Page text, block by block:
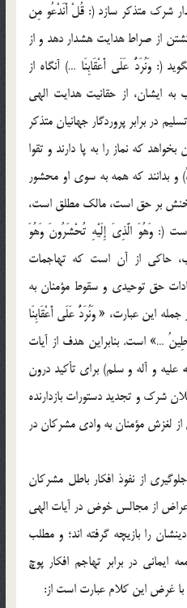
شرک متذکر سازد (: قُلْ أَنَدْعُو مِن
از صراط هدايت هشدار دهد و از
(: وَنُرَدُّ عَلَى أَعْقَابِنَا …) آنگاه از
ايشان، از حقانيت هدايت الهي
در برابر پروردگار جهانيان متذکر
که نماز را به پا دارند و تقوا
و بدانند که همه به سوي او محشور
بر حق است، مالک مطلق است،
(: وَهُوَ الَّذِيَ إِلَيْهِ تُحْشَرُونَ وَهُوَ
حاکي از آن است که تهاجمات
حق توحيدي و سقوط مؤمنان به
اين عبارت، « وَنُرَدُّ عَلَى أَعْقَابِنَا
…» است. بنابراين هدف از آيات
و آله و سلم) براي تأکيد درون
شرک و تجديد دستورات بازدارنده
از لغزش مؤمنان به وادي مشرکان در
از نفوذ افکار باطل مشرکان
از مجالس خوض در آيات الهي
را بازيچه گرفته اند؛ و مطلب
ايماني در برابر تهاجم افکار پوچ
با غرض اين کلام عبارت است از: